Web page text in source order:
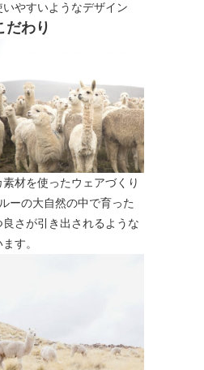
やすいようなデザイン
だわり
材を使ったウェアづくり
ーの大自然の中で育った
さが引き出されるような
す。